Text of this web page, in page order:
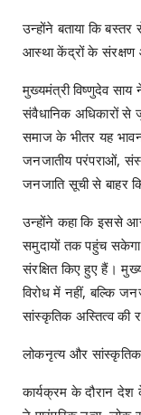
उन्होंने बताया कि
आस्था केंद्रों के संरक्षण
मुख्यमंत्री विष्णुदेव
संवैधानिक अधिकारों से
समाज के भीतर यह
जनजातीय परंपराओं,
जनजाति सूची से बाहर
उन्होंने कहा कि इससे
समुदायों तक पहुंच
संरक्षित किए हुए हैं।
विरोध में नहीं, बल्कि
सांस्कृतिक अस्तित्व की
लोकनृत्य और सांस्कृतिक
कार्यक्रम के दौरान